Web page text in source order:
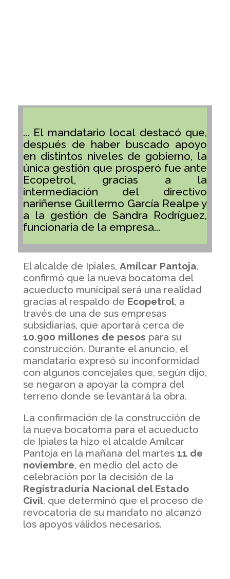
... El mandatario local destacó que,
después de haber buscado apoyo
en distintos niveles de gobierno, la
única gestión que prosperó fue ante
Ecopetrol, gracias a la
intermediación del directivo
nariñense Guillermo García Realpe y
a la gestión de Sandra Rodríguez,
funcionaria de la empresa...
El alcalde de Ipiales, Amílcar Pantoja,
confirmó que la nueva bocatoma del
acueducto municipal será una realidad
gracias al respaldo de Ecopetrol, a
través de una de sus empresas
subsidiarias, que aportará cerca de
10.900 millones de pesos para su
construcción. Durante el anuncio, el
mandatario expresó su inconformidad
con algunos concejales que, según dijo,
se negaron a apoyar la compra del
terreno donde se levantará la obra.
La confirmación de la construcción de
la nueva bocatoma para el acueducto
de Ipiales la hizo el alcalde Amílcar
Pantoja en la mañana del martes 11 de
noviembre, en medio del acto de
celebración por la decisión de la
Registraduría Nacional del Estado
Civil, que determinó que el proceso de
revocatoria de su mandato no alcanzó
los apoyos válidos necesarios.